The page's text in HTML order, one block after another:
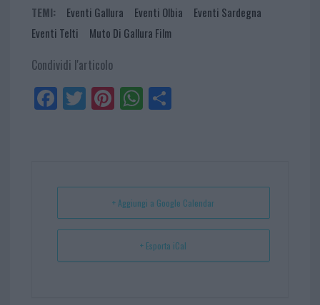
TEMI: Eventi Gallura Eventi Olbia
Eventi Sardegna
Eventi Telti
Muto Di Gallura Film
Condividi l'articolo
Fa
ce
Tw
itt
Pi
nt
t
W
ha
p
Sh
+ Aggiungi a Google Calendar
+ Esporta iCal